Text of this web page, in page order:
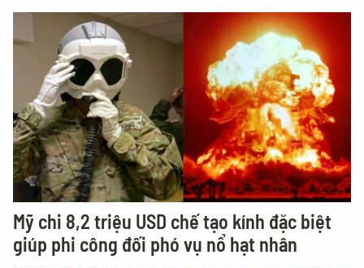
Mỹ chi 8,2 triệu USD chế tạo kính đặc biệt
giúp phi công đối phó vụ nổ hạt nhân